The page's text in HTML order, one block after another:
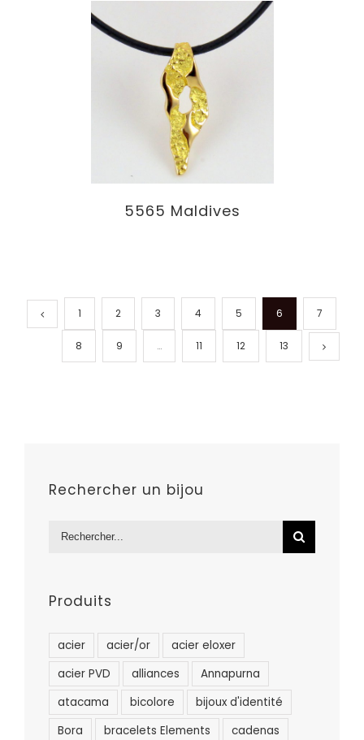
5565 Maldives
1 2 3 4 5 6 7
8 9 … 11 12 13
Rechercher un bijou
Rechercher:
Produits
acier acier/or
acier eloxer
acier PVD
alliances
Annapurna
atacama
bicolore
bijoux d'identité
Bora
bracelets Elements
cadenas